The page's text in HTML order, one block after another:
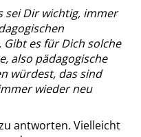
sei Dir wichtig, immer
es für Dich solche
also pädagogische
würdest, das sind
wieder neu
antworten. Vielleicht